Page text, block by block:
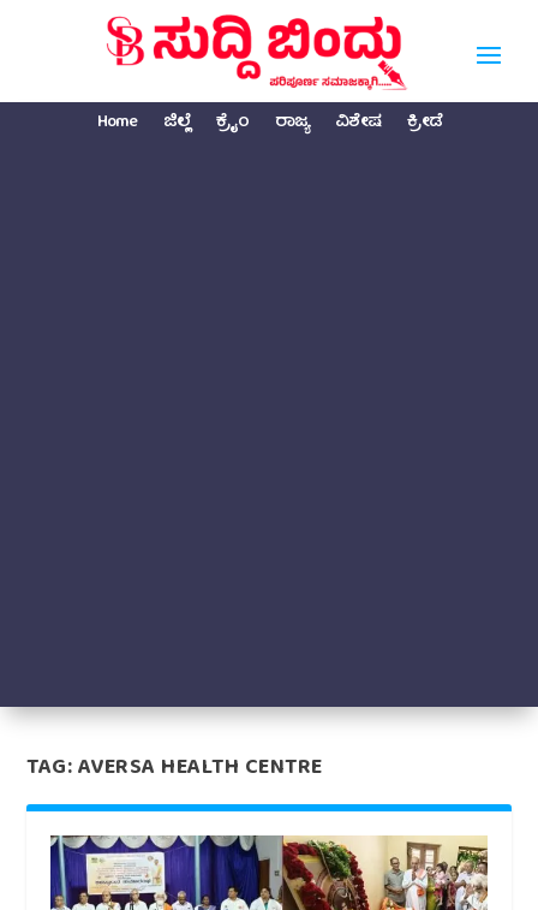
Home ಜಿಲ್ಲೆ ಕ್ರೈಂ ರಾಜ್ಯ ವಿಶೇಷ ಕ್ರೀಡೆ
TAG:AVERSA HEALTH CENTRE